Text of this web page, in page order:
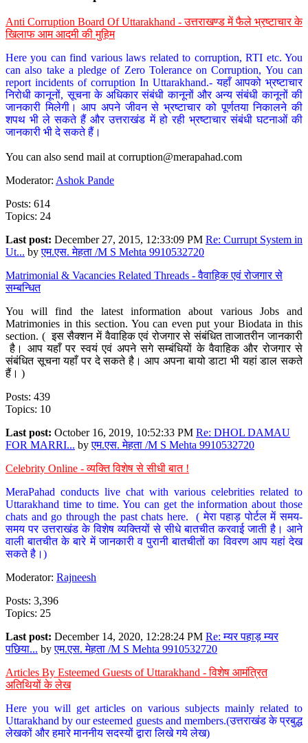
Anti Corruption Board Of Uttarakhand - उत्तराखण्ड में फैले भ्रष्टाचार के
खिलाफ आम आदमी की मुहिम
Here you can find various laws related to corruption, RTI etc. You
can also take a pledge of Zero Tolerance on Corruption, You can
report incidents of corruption In Uttarakhand.- यहाँ आपको भ्रष्टाचार
निरोधी कानूनों, सूचना के अधिकार संबंधी कानूनों और अन्य संबंधी कानूनों की
जानकारी मिलेगी। आप अपने जीवन से भ्रष्टाचार को पूर्णतया निकालने की
शपथ भी ले सकते हैं और उत्तराखंड में हो रही भ्रष्टाचार संबंधी घटनाओं की
जानकारी भी दे सकते हैं।
You can also send mail at corruption@merapahad.com
Moderator: Ashok Pande
Posts: 614
Topics: 24
Last post: December 27, 2015, 12:33:09 PM Re: Currupt System in
Ut... byएम.एस. मेहता /M S Mehta 9910532720
Matrimonial & Vacancies Related Threads - वैवाहिक एवं रोजगार से
सम्बन्धित
You will find the latest information about various Jobs and
Matrimonies in this section. You can even put your Biodata in this
section. ( इस सैक्शन में वैवाहिक एवं रोजगार से संबंधित ताजातरीन जानकारी
है। आप यहाँ पर स्वयं एवं अपने सगे सम्बंधियों के वैवाहिक और रोजगार से
संबंधित सूचना यहाँ पर दे सकते है। आप अपना बायो डाटा भी यहां डाल सकते
हैं। )
Posts: 439
Topics: 10
Last post: October 16, 2019, 10:52:33 PM Re: DHOL DAMAU
FOR MARRI... byएम.एस. मेहता /M S Mehta 9910532720
Celebrity Online - व्यक्ति विशेष से सीधी बात !
MeraPahad conducts live chat with various celebrities related to
Uttarakhand time to time. You can get the information about those
chats and go through the past chats here. ( मेरा पहाड़ पोर्टल में समय-
समय पर उत्तराखंड के विशेष व्यक्तियों से सीधे बातचीत करवाई जाती है। आने
वाली बातचीत के बारे में जानकारी व पुरानी बातचीतों का विवरण आप यहां देख
सकते है।)
Moderator: Rajneesh
Posts: 3,396
Topics: 25
Last post: December 14, 2020, 12:28:24 PM Re: म्यर पहाड़ म्यर
पछिया... byएम.एस. मेहता /M S Mehta 9910532720
Articles By Esteemed Guests of Uttarakhand - विशेष आमंत्रित
अतिथियों के लेख
Here you will get articles on various subjects mainly related to
Uttarakhand by our esteemed guests and members.(उत्तराखंड के प्रबुद्ध
लेखकों और हमारे माननीय सदस्यों द्वारा लिखे गये लेख)